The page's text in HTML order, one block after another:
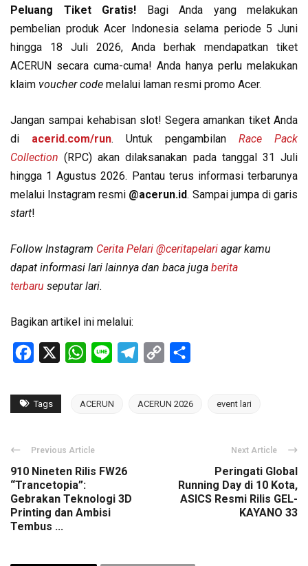
Peluang Tiket Gratis! Bagi Anda yang melakukan
pembelian produk Acer Indonesia selama periode 5 Juni
hingga 18 Juli 2026, Anda berhak mendapatkan tiket
ACERUN secara cuma-cuma! Anda hanya perlu melakukan
klaim voucher code melalui laman resmi promo Acer.
Jangan sampai kehabisan slot! Segera amankan tiket Anda
di acerid.com/run. Untuk pengambilan Race Pack
Collection (RPC) akan dilaksanakan pada tanggal 31 Juli
hingga 1 Agustus 2026. Pantau terus informasi terbarunya
melalui Instagram resmi @acerun.id. Sampai jumpa di garis
start!
Follow Instagram Cerita Pelari @ceritapelari agar kamu
dapat informasi lari lainnya dan baca juga berita
terbaru seputar lari.
Bagikan artikel ini melalui:
Facebook WhatsApp
Line Telegram
Copy
Tags ACERUN ACERUN 2026 event lari
Previous Article
910 Nineten Rilis FW26
“Trancetopia”:
Gebrakan Teknologi 3D
Printing dan Ambisi
Tembus ...
Next Article
Peringati Global
Running Day di 10 Kota,
ASICS Resmi Rilis GEL-
KAYANO 33